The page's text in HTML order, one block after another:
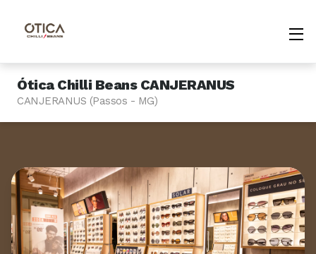
Ótica Chilli Beans CANJERANUS
CANJERANUS (Passos - MG)